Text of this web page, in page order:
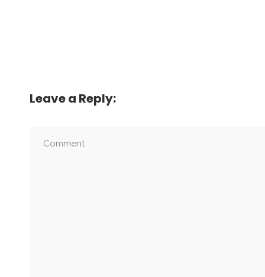
Leave a Reply: